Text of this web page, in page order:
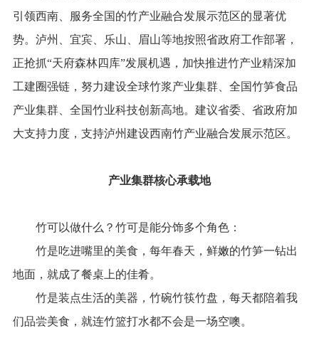
引领西南、服务全国的竹产业融合发展示范区的显著优
势。泸州、宜宾、乐山、眉山等地按照省政府工作部署，
正抢抓“天府森林四库”发展机遇，加快推进竹产业精深加
工建圈强链，努力建设全球竹浆产业集群、全国竹笋食品
产业集群、全国竹业科技创新高地。建议省委、省政府加
大支持力度，支持泸州建设西南竹产业融合发展示范区。
产业集群核心承载地
竹可以做什么？竹可是能分饰多个角色：
竹是吃进嘴里的美食，每年春天，鲜嫩的竹笋一钻出
地面，就成了餐桌上的佳肴。
竹是装点生活的美器，竹碗竹筷竹盘，每天都陪着我
们品尝美食，就连竹篮打水都不会是一场空噢。